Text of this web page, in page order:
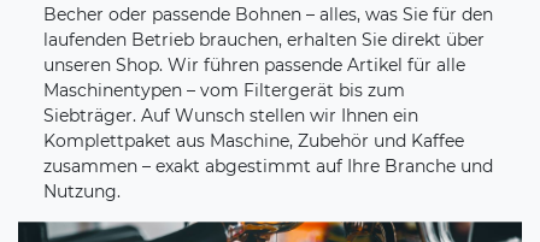
Becher oder passende Bohnen – alles, was Sie für den
laufenden Betrieb brauchen, erhalten Sie direkt über
unseren Shop. Wir führen passende Artikel für alle
Maschinentypen – vom Filtergerät bis zum
Siebträger. Auf Wunsch stellen wir Ihnen ein
Komplettpaket aus Maschine, Zubehör und Kaffee
zusammen – exakt abgestimmt auf Ihre Branche und
Nutzung.